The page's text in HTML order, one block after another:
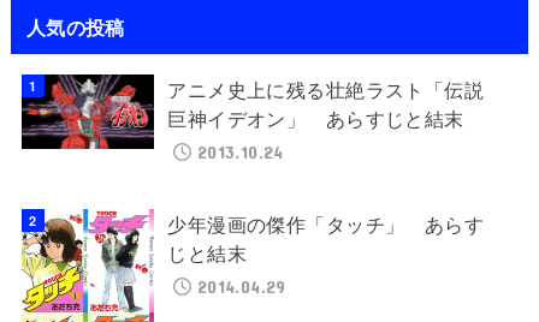
人気の投稿
アニメ史上に残る壮絶ラスト「伝説
巨神イデオン」 あらすじと結末
2013.10.24
少年漫画の傑作「タッチ」 あらす
じと結末
2014.04.29